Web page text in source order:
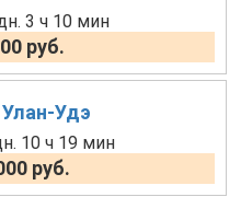
3 ч 10 мин
руб.
Удэ
10 ч 19 мин
руб.